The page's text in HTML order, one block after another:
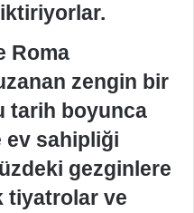
Roma
zengin bir
tarih boyunca
ev sahipliği
gezginlere
tiyatrolar ve